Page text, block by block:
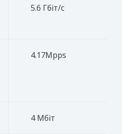
5.6 Гбіт/с
4.17Mpps
4 Мбіт